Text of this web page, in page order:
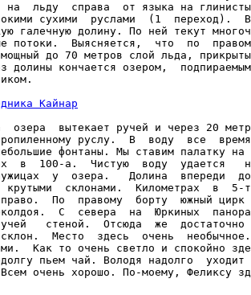
на  льду  справа  от языка на
сухими  руслами  (1  переход).
галечную долину. По ней текут
потоки.  Выясняется,  что  по
до 70 метров слой льда,
долины кончается озером,
Кайнар
озера  вытекает ручей и через 20
руслу.  В  воду  все
фонтаны. Мы ставим палатку на
в  100-а.  Чистую  воду  удается
у  озера.   Долина  впереди
склонами.  Километрах  в  5-
По  правому  борту  южный
С  севера  на  Юркиных
стеной.  Отсюда  же  достаточно
склон.  Место  здесь  очень
Как то очень светло и спокойно
пьем чай. Володя надолго  уходит
очень хорошо. По-моему, Феликсу